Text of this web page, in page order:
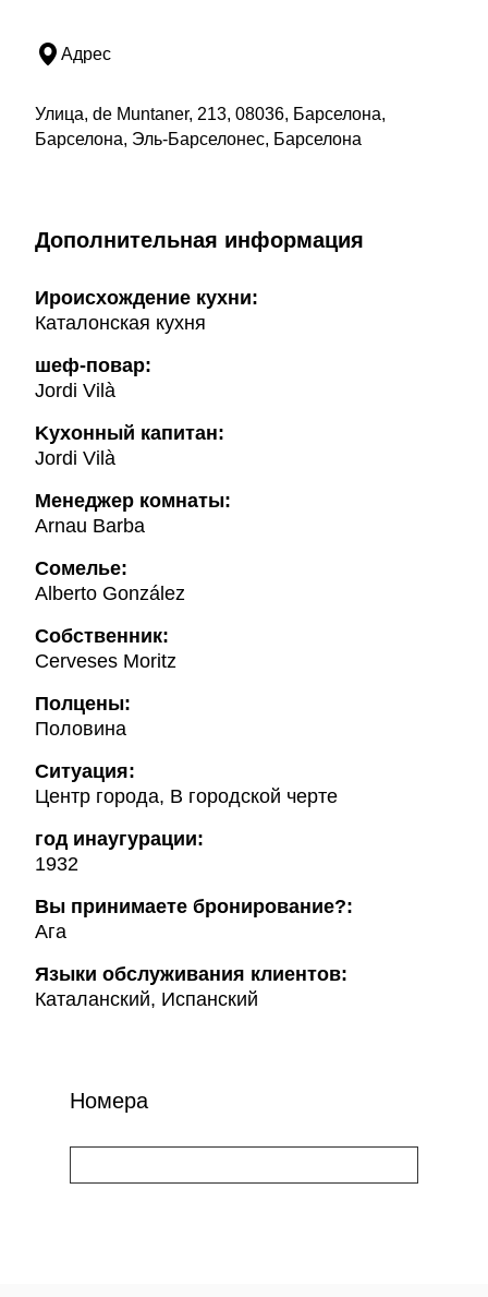
Адрес
Улица, de Muntaner, 213, 08036, Барселона,
Барселона, Эль-Барселонес, Барселона
Дополнительная информация
Ироисхождение кухни:
Каталонская кухня
шеф-повар:
Jordi Vilà
Kухонный капитан:
Jordi Vilà
Менеджер комнаты:
Arnau Barba
Cомелье:
Alberto González
Собственник:
Cerveses Moritz
Полцены:
Половина
Ситуация:
Центр города, В городской черте
год инаугурации:
1932
Вы принимаете бронирование?:
Ага
Языки обслуживания клиентов:
Каталанский, Испанский
Номера